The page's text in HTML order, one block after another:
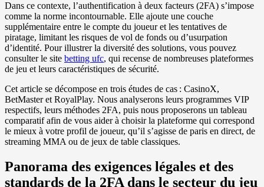
Dans ce contexte, l’authentification à deux facteurs (2FA) s’impose
comme la norme incontournable. Elle ajoute une couche
supplémentaire entre le compte du joueur et les tentatives de
piratage, limitant les risques de vol de fonds ou d’usurpation
d’identité. Pour illustrer la diversité des solutions, vous pouvez
consulter le site betting ufc, qui recense de nombreuses plateformes
de jeu et leurs caractéristiques de sécurité.
Cet article se décompose en trois études de cas : CasinoX,
BetMaster et RoyalPlay. Nous analyserons leurs programmes VIP
respectifs, leurs méthodes 2FA, puis nous proposerons un tableau
comparatif afin de vous aider à choisir la plateforme qui correspond
le mieux à votre profil de joueur, qu’il s’agisse de paris en direct, de
streaming MMA ou de jeux de table classiques.
Panorama des exigences légales et des
standards de la 2FA dans le secteur du jeu